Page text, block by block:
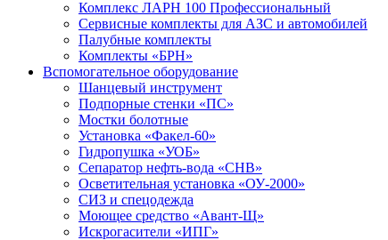
Комплекс ЛАРН 100 Профессиональный
Сервисные комплекты для АЗС и автомобилей
Палубные комплекты
Комплекты «БРН»
Вспомогательное оборудование
Шанцевый инструмент
Подпорные стенки «ПС»
Мостки болотные
Установка «Факел-60»
Гидропушка «УОБ»
Сепаратор нефть-вода «СНВ»
Осветительная установка «ОУ-2000»
СИЗ и спецодежда
Моющее средство «Авант-Щ»
Искрогасители «ИПГ»